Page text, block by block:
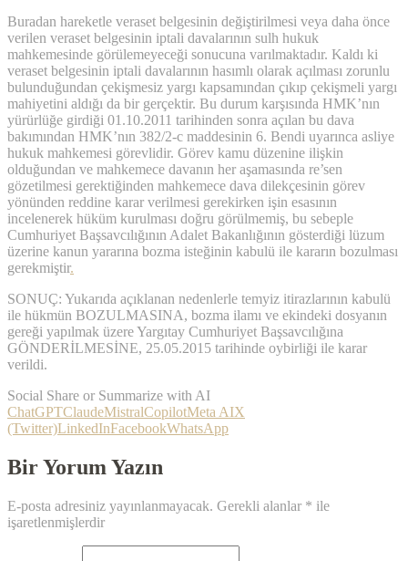
Buradan hareketle veraset belgesinin değiştirilmesi veya daha önce
verilen veraset belgesinin iptali davalarının sulh hukuk
mahkemesinde görülemeyeceği sonucuna varılmaktadır. Kaldı ki
veraset belgesinin iptali davalarının hasımlı olarak açılması zorunlu
bulunduğundan çekişmesiz yargı kapsamından çıkıp çekişmeli yargı
mahiyetini aldığı da bir gerçektir. Bu durum karşısında HMK’nın
yürürlüğe girdiği 01.10.2011 tarihinden sonra açılan bu dava
bakımından HMK’nın 382/2-c maddesinin 6. Bendi uyarınca asliye
hukuk mahkemesi görevlidir. Görev kamu düzenine ilişkin
olduğundan ve mahkemece davanın her aşamasında re’sen
gözetilmesi gerektiğinden mahkemece dava dilekçesinin görev
yönünden reddine karar verilmesi gerekirken işin esasının
incelenerek hüküm kurulması doğru görülmemiş, bu sebeple
Cumhuriyet Başsavcılığının Adalet Bakanlığının gösterdiği lüzum
üzerine kanun yararına bozma isteğinin kabulü ile kararın bozulması
gerekmiştir.
SONUÇ: Yukarıda açıklanan nedenlerle temyiz itirazlarının kabulü
ile hükmün BOZULMASINA, bozma ilamı ve ekindeki dosyanın
gereği yapılmak üzere Yargıtay Cumhuriyet Başsavcılığına
GÖNDERİLMESİNE, 25.05.2015 tarihinde oybirliği ile karar
verildi.
Social Share or Summarize with AI
ChatGPTClaudeMistralCopilotMeta AIX
(Twitter)LinkedInFacebookWhatsApp
Bir Yorum Yazın
E-posta adresiniz yayınlanmayacak. Gerekli alanlar * ile
işaretlenmişlerdir